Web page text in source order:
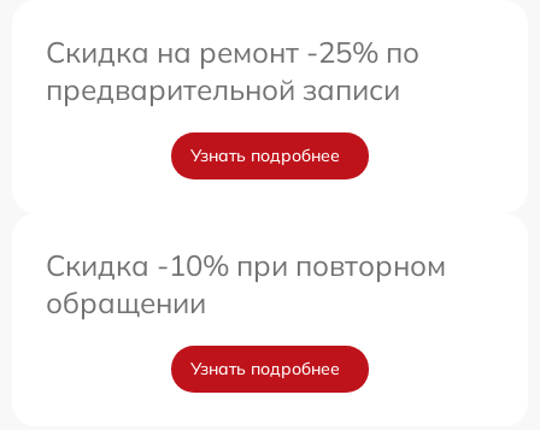
Скидка на ремонт -25% по
предварительной записи
Узнать подробнее
Скидка -10% при повторном
обращении
Узнать подробнее